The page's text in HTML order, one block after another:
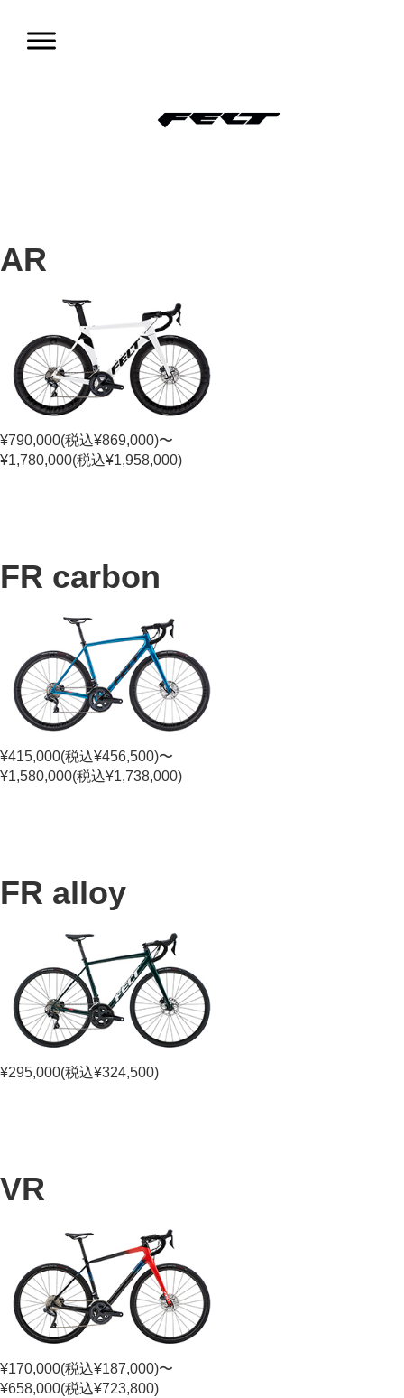
ン
AR
¥790,000(税込¥869,000)〜
¥1,780,000(税込¥1,958,000)
FR carbon
¥415,000(税込¥456,500)〜
¥1,580,000(税込¥1,738,000)
FR alloy
¥295,000(税込¥324,500)
VR
¥170,000(税込¥187,000)〜
¥658,000(税込¥723,800)